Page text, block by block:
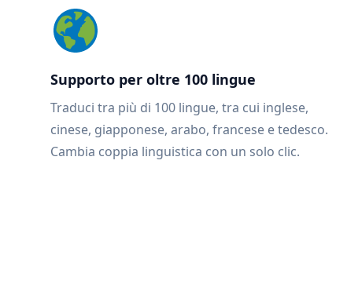
Supporto per oltre 100 lingue
Traduci tra più di 100 lingue, tra cui inglese,
cinese, giapponese, arabo, francese e tedesco.
Cambia coppia linguistica con un solo clic.